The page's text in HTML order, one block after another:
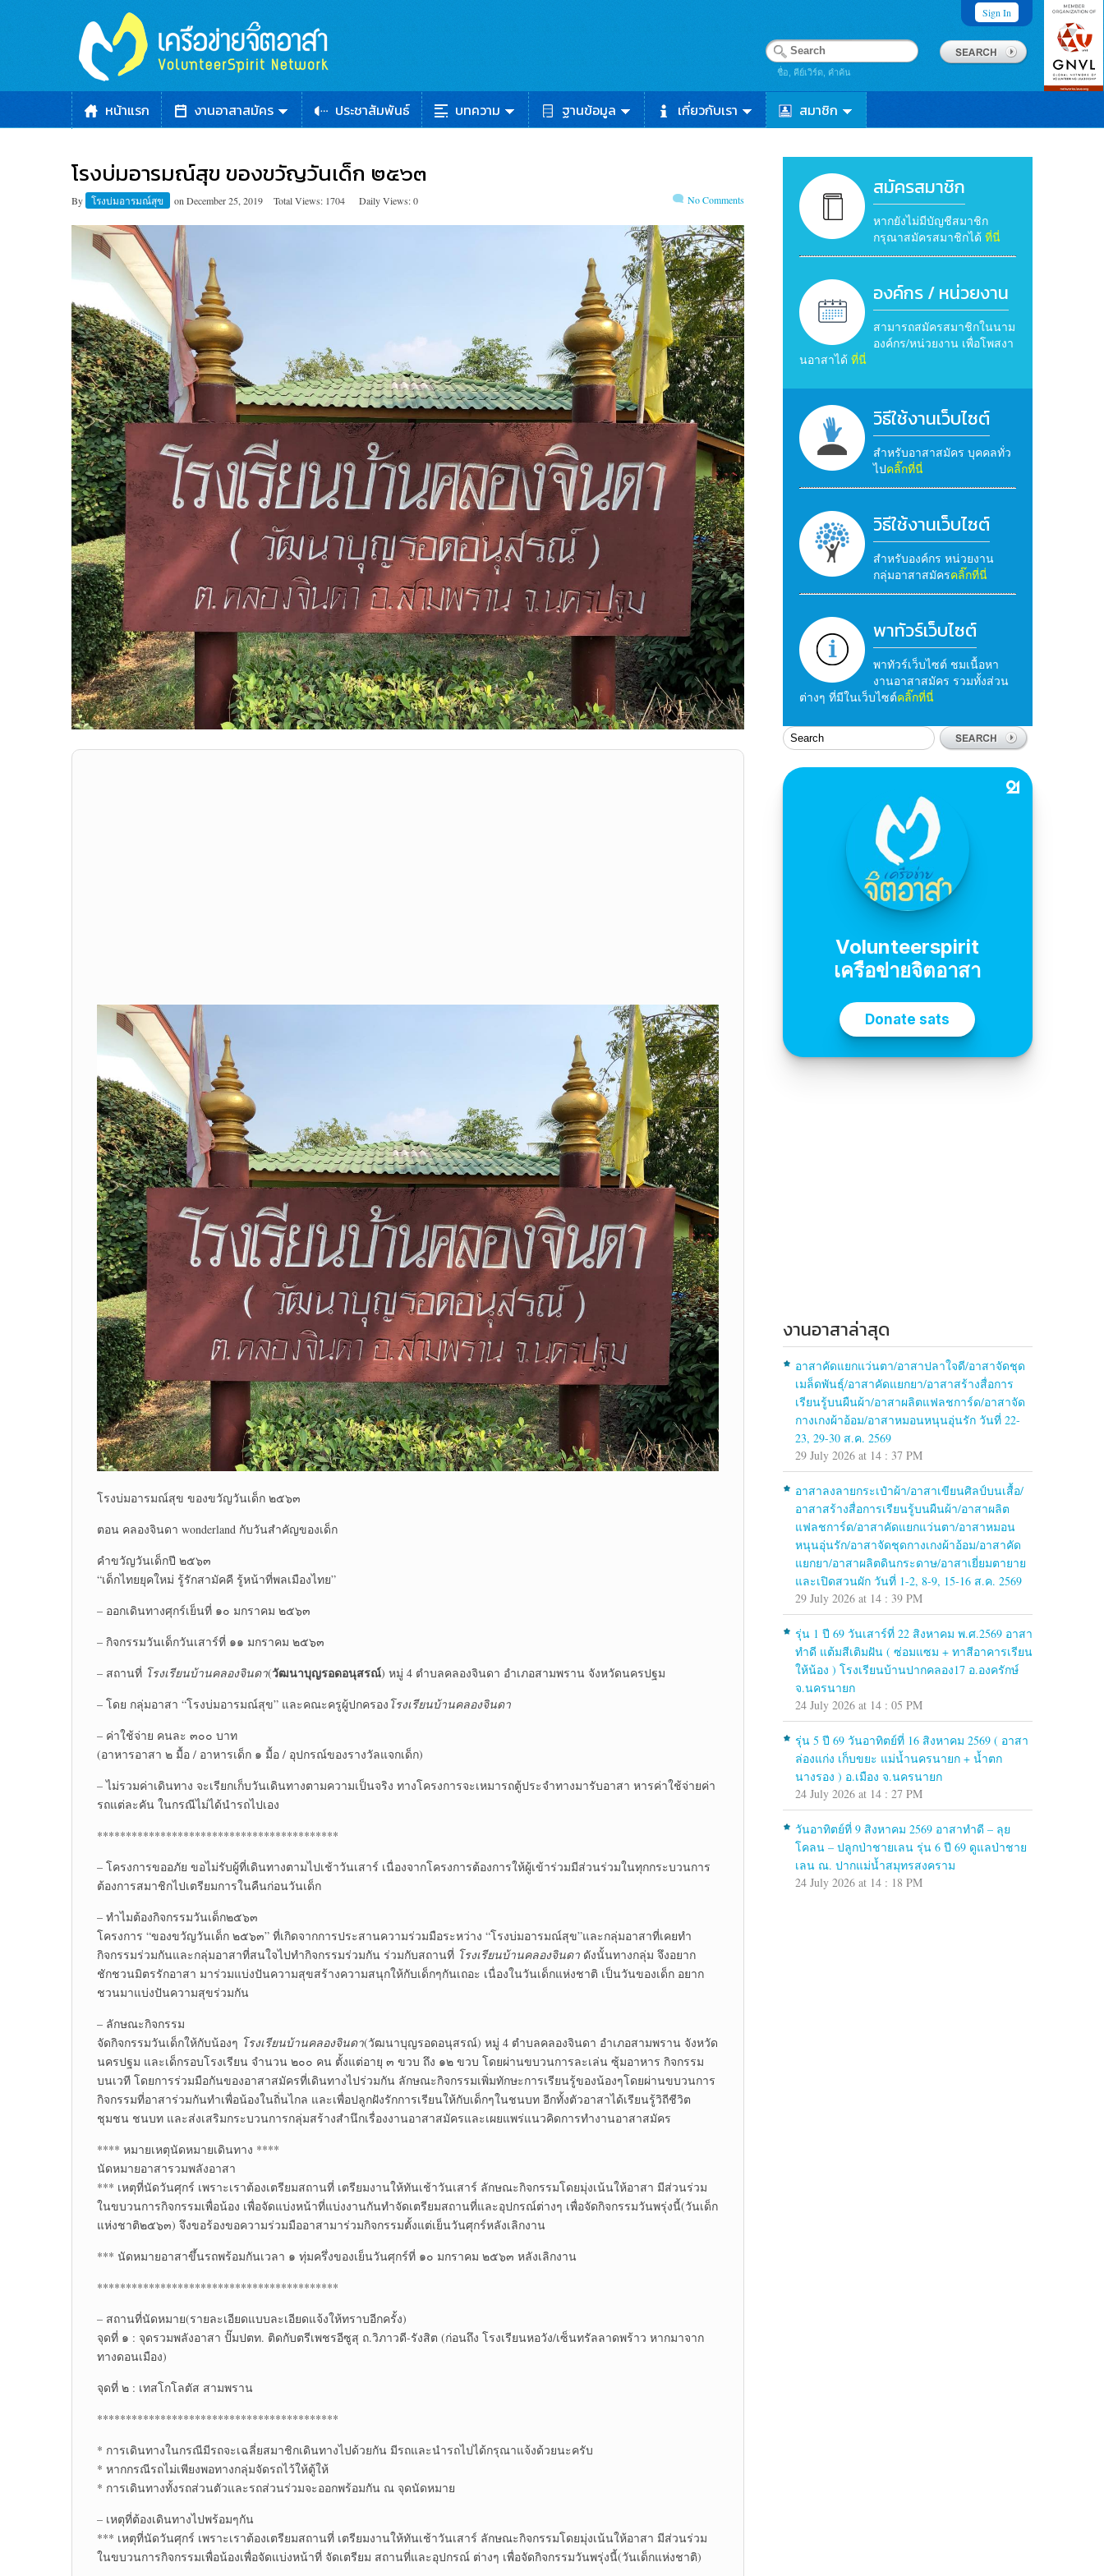
Sign In
ชื่อ, คีย์เวิร์ด, คำค้น
หน้าแรก งานอาสาสมัคร ประชาสัมพันธ์ บทความ ฐานข้อมูล เกี่ยวกับเรา สมาชิก
โรงบ่มอารมณ์สุข ของขวัญวันเด็ก ๒๕๖๓
By โรงบ่มอารมณ์สุข on December 25, 2019 Total Views: 1704 Daily Views: 0 No Comments
โรงบ่มอารมณ์สุข ของขวัญวันเด็ก ๒๕๖๓
ตอน คลองจินดา wonderland กับวันสำคัญของเด็ก
คำขวัญวันเด็กปี ๒๕๖๓
“เด็กไทยยุคใหม่ รู้รักสามัคคี รู้หน้าที่พลเมืองไทย”
– ออกเดินทางศุกร์เย็นที่ ๑๐ มกราคม ๒๕๖๓
– กิจกรรมวันเด็กวันเสาร์ที่ ๑๑ มกราคม ๒๕๖๓
– สถานที่ โรงเรียนบ้านคลองจินดา(วัฒนาบุญรอดอนุสรณ์) หมู่ 4 ตำบลคลองจินดา อำเภอสามพราน จังหวัดนครปฐม
– โดย กลุ่มอาสา “โรงบ่มอารมณ์สุข” และคณะครูผู้ปกครอง โรงเรียนบ้านคลองจินดา
– ค่าใช้จ่าย คนละ ๓๐๐ บาท
(อาหารอาสา ๒ มื้อ / อาหารเด็ก ๑ มื้อ / อุปกรณ์ของรางวัลแจกเด็ก)
– ไม่รวมค่าเดินทาง จะเรียกเก็บวันเดินทางตามความเป็นจริง ทางโครงการจะเหมารถตู้ประจำทางมารับอาสา หารค่าใช้จ่ายค่า
รถแต่ละคัน ในกรณีไม่ได้นำรถไปเอง
******************************************
– โครงการขออภัย ขอไม่รับผู้ที่เดินทางตามไปเช้าวันเสาร์ เนื่องจากโครงการต้องการให้ผู้เข้าร่วมมีส่วนร่วมในทุกกระบวนการ
ต้องการสมาชิกไปเตรียมการในคืนก่อนวันเด็ก
– ทำไมต้องกิจกรรมวันเด็ก๒๕๖๓
โครงการ “ของขวัญวันเด็ก ๒๕๖๓” ที่เกิดจากการประสานความร่วมมือระหว่าง “โรงบ่มอารมณ์สุข”และกลุ่มอาสาที่เคยทำ
กิจกรรมร่วมกันและกลุ่มอาสาที่สนใจไปทำกิจกรรมร่วมกัน ร่วมกับสถานที่ โรงเรียนบ้านคลองจินดา ดังนั้นทางกลุ่ม จึงอยาก
ชักชวนมิตรรักอาสา มาร่วมแบ่งปันความสุขสร้างความสนุกให้กับเด็กๆกันเถอะ เนื่องในวันเด็กแห่งชาติ เป็นวันของเด็ก อยาก
ชวนมาแบ่งปันความสุขร่วมกัน
– ลักษณะกิจกรรม
จัดกิจกรรมวันเด็กให้กับน้องๆ โรงเรียนบ้านคลองจินดา(วัฒนาบุญรอดอนุสรณ์) หมู่ 4 ตำบลคลองจินดา อำเภอสามพราน จังหวัด
นครปฐม และเด็กรอบโรงเรียน จำนวน ๒๐๐ คน ตั้งแต่อายุ ๓ ขวบ ถึง ๑๒ ขวบ โดยผ่านขบวนการละเล่น ซุ้มอาหาร กิจกรรม
บนเวที โดยการร่วมมือกันของอาสาสมัครที่เดินทางไปร่วมกัน ลักษณะกิจกรรมเพิ่มทักษะการเรียนรู้ของน้องๆโดยผ่านขบวนการ
กิจกรรมที่อาสาร่วมกันทำเพื่อน้องในถิ่นไกล และเพื่อปลูกฝังรักการเรียนให้กับเด็กๆในชนบท อีกทั้งตัวอาสาได้เรียนรู้วิถีชีวิต
ชุมชน ชนบท และส่งเสริมกระบวนการกลุ่มสร้างสำนึกเรื่องงานอาสาสมัครและเผยแพร่แนวคิดการทำงานอาสาสมัคร
**** หมายเหตุนัดหมายเดินทาง ****
นัดหมายอาสารวมพลังอาสา
*** เหตุที่นัดวันศุกร์ เพราะเราต้องเตรียมสถานที่ เตรียมงานให้ทันเช้าวันเสาร์ ลักษณะกิจกรรมโดยมุ่งเน้นให้อาสา มีส่วนร่วม
ในขบวนการกิจกรรมเพื่อน้อง เพื่อจัดแบ่งหน้าที่แบ่งงานกันทำจัดเตรียมสถานที่และอุปกรณ์ต่างๆ เพื่อจัดกิจกรรมวันพรุ่งนี้(วันเด็ก
แห่งชาติ๒๕๖๓) จึงขอร้องขอความร่วมมืออาสามาร่วมกิจกรรมตั้งแต่เย็นวันศุกร์หลังเลิกงาน
*** นัดหมายอาสาขึ้นรถพร้อมกันเวลา ๑ ทุ่มครึ่งของเย็นวันศุกร์ที่ ๑๐ มกราคม ๒๕๖๓ หลังเลิกงาน
******************************************
– สถานที่นัดหมาย(รายละเอียดแบบละเอียดแจ้งให้ทราบอีกครั้ง)
จุดที่ ๑ : จุดรวมพลังอาสา ปั๊มปตท. ติดกับตรีเพชรอีซูสุ ถ.วิภาวดี-รังสิต (ก่อนถึง โรงเรียนหอวัง/เซ็นทรัลลาดพร้าว หากมาจาก
ทางดอนเมือง)
จุดที่ ๒ : เทสโกโลตัส สามพราน
******************************************
* การเดินทางในกรณีมีรถจะเฉลี่ยสมาชิกเดินทางไปด้วยกัน มีรถและนำรถไปได้กรุณาแจ้งด้วยนะครับ
* หากกรณีรถไม่เพียงพอทางกลุ่มจัดรถไว้ให้ตู้ให้
* การเดินทางทั้งรถส่วนตัวและรถส่วนร่วมจะออกพร้อมกัน ณ จุดนัดหมาย
– เหตุที่ต้องเดินทางไปพร้อมๆกัน
*** เหตุที่นัดวันศุกร์ เพราะเราต้องเตรียมสถานที่ เตรียมงานให้ทันเช้าวันเสาร์ ลักษณะกิจกรรมโดยมุ่งเน้นให้อาสา มีส่วนร่วม
ในขบวนการกิจกรรมเพื่อน้องเพื่อจัดแบ่งหน้าที่ จัดเตรียม สถานที่และอุปกรณ์ ต่างๆ เพื่อจัดกิจกรรมวันพรุ่งนี้(วันเด็กแห่งชาติ)
สมัครสมาชิก
หากยังไม่มีบัญชีสมาชิก
กรุณาสมัครสมาชิกได้ ที่นี่
องค์กร / หน่วยงาน
สามารถสมัครสมาชิกในนาม
องค์กร/หน่วยงาน เพื่อโพสงา
นอาสาได้ ที่นี่
วิธีใช้งานเว็บไซต์
สำหรับอาสาสมัคร บุคคลทั่ว
ไปคลิ๊กที่นี่
วิธีใช้งานเว็บไซต์
สำหรับองค์กร หน่วยงาน
กลุ่มอาสาสมัครคลิ๊กที่นี่
พาทัวร์เว็บไซต์
พาทัวร์เว็บไซต์ ชมเนื้อหา
งานอาสาสมัคร รวมทั้งส่วน
ต่างๆ ที่มีในเว็บไซต์คลิ๊กที่นี่
งานอาสาล่าสุด
อาสาคัดแยกแว่นตา/อาสาปลาใจดี/อาสาจัดชุด
เมล็ดพันธุ์/อาสาคัดแยกยา/อาสาสร้างสื่อการ
เรียนรู้บนผืนผ้า/อาสาผลิตแฟลชการ์ด/อาสาจัด
กางเกงผ้าอ้อม/อาสาหมอนหนุนอุ่นรัก วันที่ 22-
23, 29-30 ส.ค. 2569
29 July 2026 at 14 : 37 PM
อาสาลงลายกระเป๋าผ้า/อาสาเขียนศิลป์บนเสื้อ/
อาสาสร้างสื่อการเรียนรู้บนผืนผ้า/อาสาผลิต
แฟลชการ์ด/อาสาคัดแยกแว่นตา/อาสาหมอน
หนุนอุ่นรัก/อาสาจัดชุดกางเกงผ้าอ้อม/อาสาคัด
แยกยา/อาสาผลิตดินกระดาษ/อาสาเยี่ยมตายาย
และเปิดสวนผัก วันที่ 1-2, 8-9, 15-16 ส.ค. 2569
29 July 2026 at 14 : 39 PM
รุ่น 1 ปี 69 วันเสาร์ที่ 22 สิงหาคม พ.ศ.2569 อาสา
ทำดี แต้มสีเติมฝัน ( ซ่อมแซม + ทาสีอาคารเรียน
ให้น้อง ) โรงเรียนบ้านปากคลอง17 อ.องครักษ์
จ.นครนายก
24 July 2026 at 14 : 05 PM
รุ่น 5 ปี 69 วันอาทิตย์ที่ 16 สิงหาคม 2569 ( อาสา
ล่องแก่ง เก็บขยะ แม่น้ำนครนายก + น้ำตก
นางรอง ) อ.เมือง จ.นครนายก
24 July 2026 at 14 : 27 PM
วันอาทิตย์ที่ 9 สิงหาคม 2569 อาสาทำดี – ลุย
โคลน – ปลูกป่าชายเลน รุ่น 6 ปี 69 ดูแลป่าชาย
เลน ณ. ปากแม่น้ำสมุทรสงคราม
24 July 2026 at 14 : 18 PM